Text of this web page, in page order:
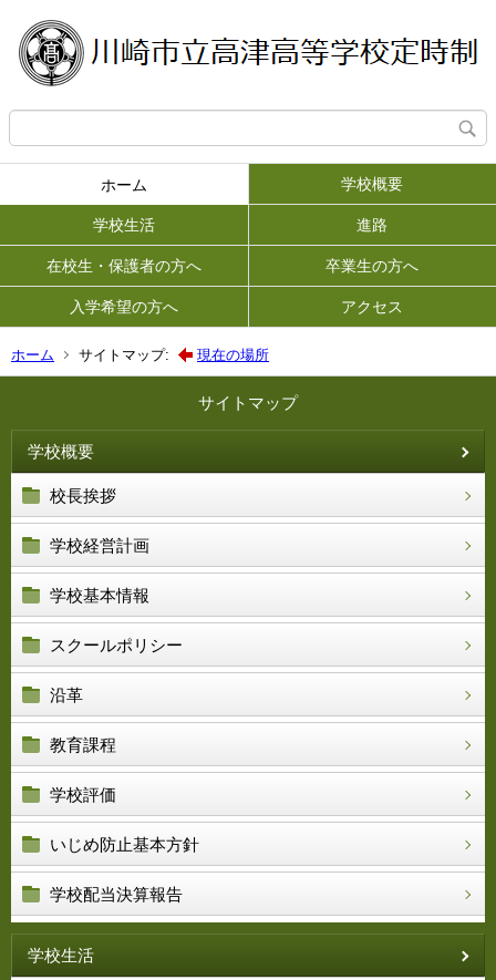
ホーム 学校概要
学校生活 進路
在校生・保護者の方へ 卒業生の方へ
入学希望の方へ アクセス
ホーム サイトマップ: 現在の場所
サイトマップ
学校概要
校長挨拶
学校経営計画
学校基本情報
スクールポリシー
沿革
教育課程
学校評価
いじめ防止基本方針
学校配当決算報告
学校生活